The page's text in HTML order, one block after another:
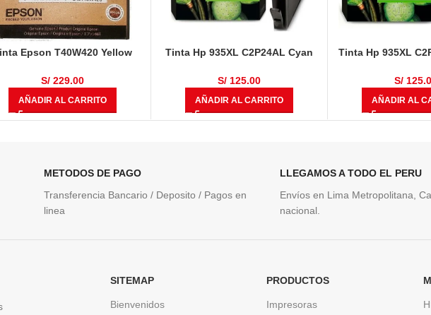
Epson T40W420 Yellow
S/ 229.00
AÑADIR AL CARRITO
Tinta Hp 935XL C2P24AL Cyan
S/ 125.00
AÑADIR AL CARRITO
Tinta Hp 935XL
S/
AÑADIR AL
METODOS DE PAGO
Transferencia Bancario / Deposito / Pagos en
linea
LLEGAMOS A TODO EL PERU
Envíos en Lima Metropolitana,
nacional.
SITEMAP
Bienvenidos
PRODUCTOS
Impresoras